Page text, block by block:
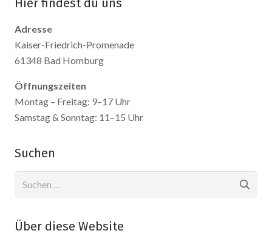
Adresse
Kaiser-Friedrich-Promenade
61348 Bad Homburg
Öffnungszeiten
Montag – Freitag: 9–17 Uhr
Samstag & Sonntag: 11–15 Uhr
Suchen
Über diese Website